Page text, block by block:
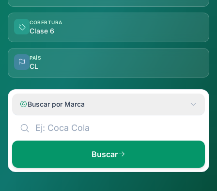
COBERTURA
Clase 6
PAÍS
CL
Buscar por Marca
Buscar